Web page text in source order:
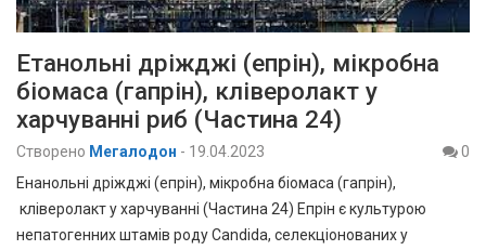
Етанольні дріжджі (епрін), мікробна
біомаса (гапрін), кліверолакт у
харчуванні риб (Частина 24)
Створено Мегалодон - 19.04.2023
0
Енанольні дріжджі (епрін), мікробна біомаса (гапрін),
кліверолакт у харчуванні (Частина 24) Епрін є культурою
непатогенних штамів роду Candida, селекціонованих у